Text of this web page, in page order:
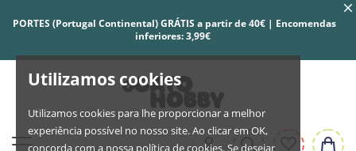
Utilizamos cookies
Utilizamos cookies para lhe proporcionar a melhor
experiência possível no nosso site. Ao clicar em OK,
concorda com a nossa política de cookies. Se desejar
PORTES (Portugal Continental) GRÁTIS a partir de 40€ | Encomendas
inferiores: 3,99€